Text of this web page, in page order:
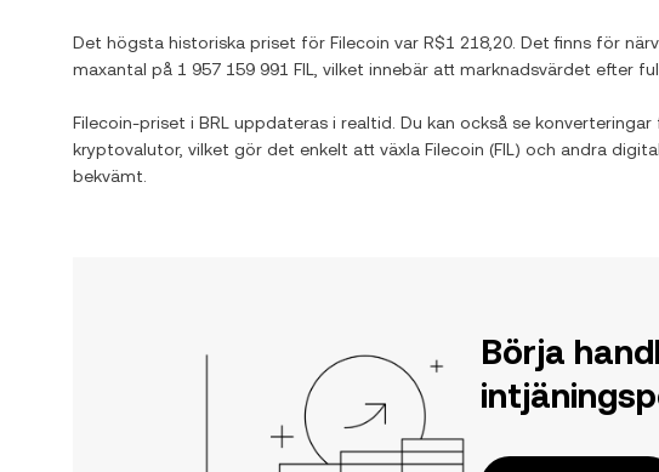
Det högsta historiska priset för Filecoin var R$1 218,20 . Det finns för
maxantal på 1 957 159 991 FIL , vilket innebär att marknadsvärdet efter
Filecoin-priset i BRL uppdateras i realtid. Du kan också se konverteringar
kryptovalutor, vilket gör det enkelt att växla Filecoin (FIL ) och andra
bekvämt.
Börja